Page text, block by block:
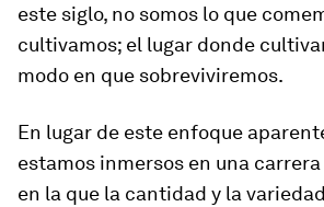
este siglo, no somos lo que
cultivamos; el lugar donde
modo en que sobreviviremos.
En lugar de este enfoque
estamos inmersos en una
en la que la cantidad y la